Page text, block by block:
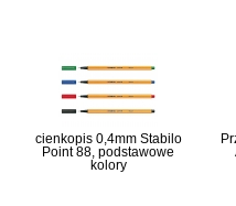
cienkopis 0,4mm Stabilo
Point 88, podstawowe
kolory